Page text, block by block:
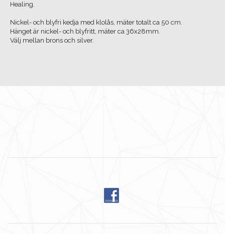
Healing.
Nickel- och blyfri kedja med klolås, mäter totalt ca 50 cm.
Hänget är nickel- och blyfritt, mäter ca 36x28mm.
Välj mellan brons och silver.